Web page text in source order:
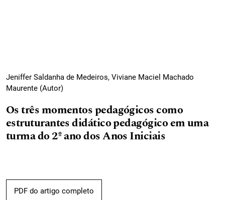
Jeniffer Saldanha de Medeiros, Viviane Maciel Machado
Maurente (Autor)
Os três momentos pedagógicos como
estruturantes didático pedagógico em uma
turma do 2º ano dos Anos Iniciais
PDF do artigo completo